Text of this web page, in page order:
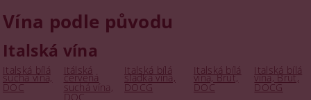
Vína podle původu
Italská vína
Italská bílá
suchá vína,
DOC
Itálská
červená
suchá vína,
DOC
Italská bílá
sladká vína,
DOCG
Italská bílá
vína, Brut,
DOC
Italská bílá
vína, Brut,
DOCG